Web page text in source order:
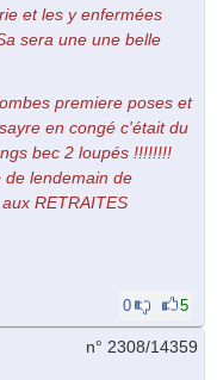
et les y enfermées
sera une une belle
premiere poses et
en congé c'était du
bec 2 loupés !!!!!!!!
de lendemain de
RETRAITES
0 5
n° 2308/14359